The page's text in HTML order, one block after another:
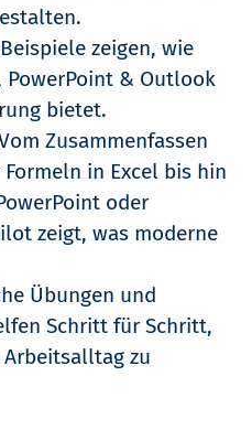
zeigen, wie
PowerPoint & Outlook
bietet.
Zusammenfassen
in Excel bis hin
oder
zeigt, was moderne
Übungen und
Schritt für Schritt,
zu